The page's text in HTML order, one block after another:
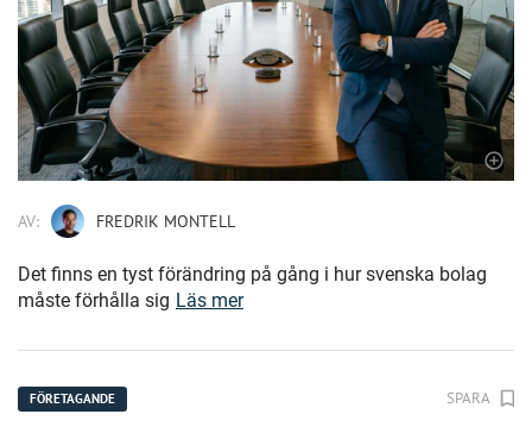
AV: FREDRIK MONTELL
Det finns en tyst förändring på gång i hur svenska bolag
måste förhålla sig Läs mer
FÖRETAGANDE SPARA